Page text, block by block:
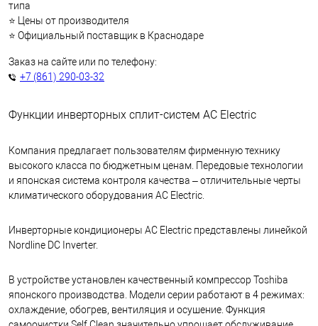
типа
⭐ Цены от производителя
⭐ Официальный поставщик в Краснодаре
Заказ на сайте или по телефону:
+7 (861) 290-03-32
Функции инверторных сплит-систем AC Electric
Компания предлагает пользователям фирменную технику
высокого класса по бюджетным ценам. Передовые технологии
и японская система контроля качества – отличительные черты
климатического оборудования AC Electric.
Инверторные кондиционеры AC Electric представлены линейкой
Nordline DC Inverter.
В устройстве установлен качественный компрессор Toshiba
японского производства. Модели серии работают в 4 режимах:
охлаждение, обогрев, вентиляция и осушение. Функция